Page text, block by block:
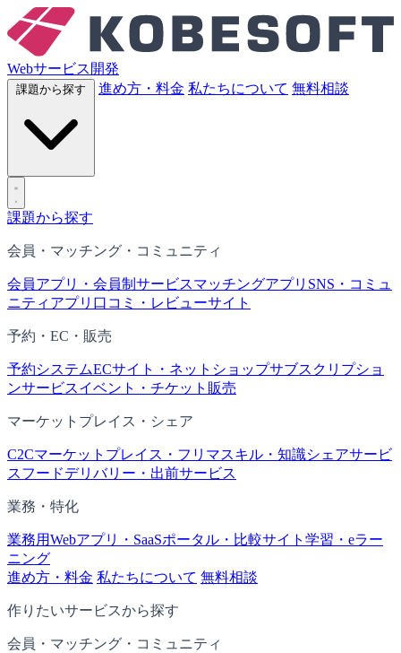
Webサービス開発
進め方・料金 私たちについて 無料相談
課題から探す
会員・マッチング・コミュニティ
会員アプリ・会員制サービスマッチングアプリ SNS・コミュ
ニティアプリ 口コミ・レビューサイト
予約・EC・販売
予約システムECサイト・ネットショップサブスクリプショ
ンサービスイベント・チケット販売
マーケットプレイス・シェア
C2Cマーケットプレイス・フリマスキル・知識シェアサービ
スフードデリバリー・出前サービス
業務・特化
業務用Webアプリ・SaaSポータル・比較サイト 学習・eラー
ニング
進め方・料金 私たちについて 無料相談
作りたいサービスから探す
会員・マッチング・コミュニティ